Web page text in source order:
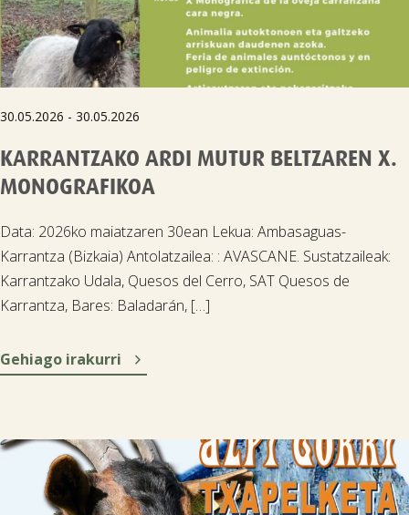
30.05.2026 - 30.05.2026
KARRANTZAKO ARDI MUTUR BELTZAREN X.
MONOGRAFIKOA
Data: 2026ko maiatzaren 30ean Lekua: Ambasaguas-
Karrantza (Bizkaia) Antolatzailea: : AVASCANE. Sustatzaileak:
Karrantzako Udala, Quesos del Cerro, SAT Quesos de
Karrantza, Bares: Baladarán, […]
Gehiago irakurri 